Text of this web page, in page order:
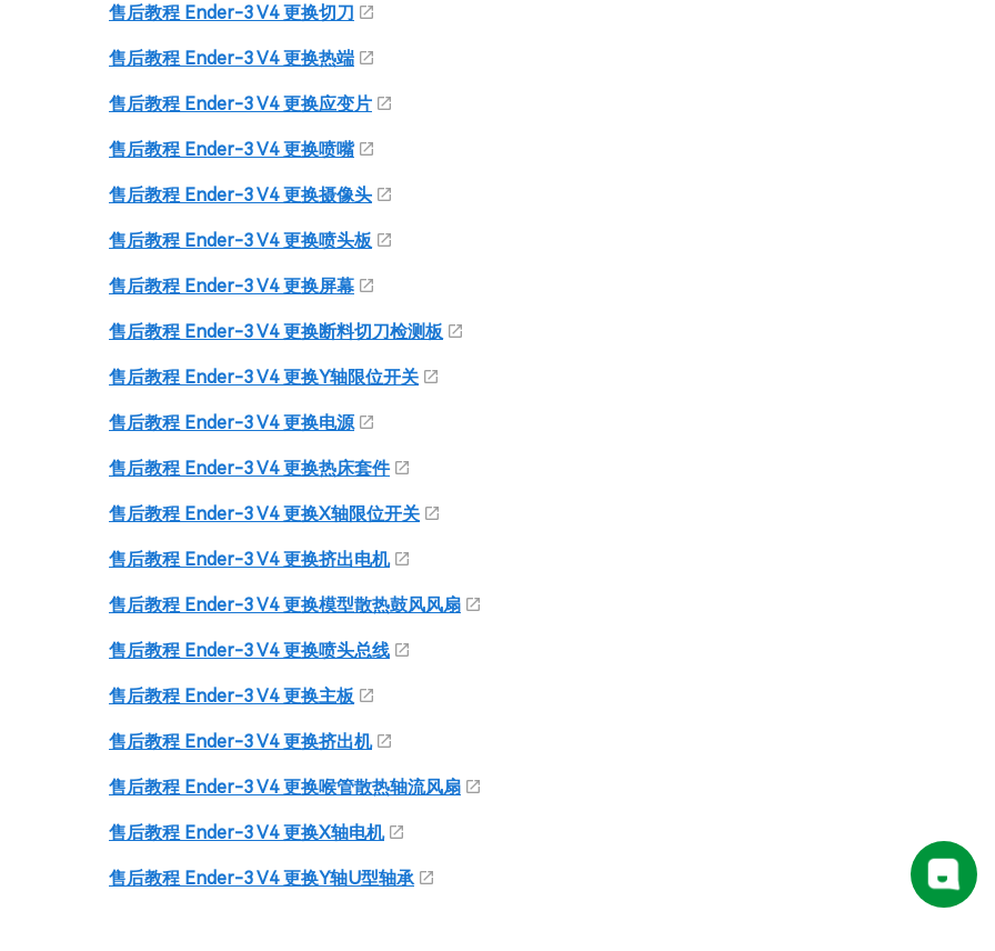
售后教程 Ender-3 V4 更换切刀
售后教程 Ender-3 V4 更换热端
售后教程 Ender-3 V4 更换应变片
售后教程 Ender-3 V4 更换喷嘴
售后教程 Ender-3 V4 更换摄像头
售后教程 Ender-3 V4 更换喷头板
售后教程 Ender-3 V4 更换屏幕
售后教程 Ender-3 V4 更换断料切刀检测板
售后教程 Ender-3 V4 更换Y轴限位开关
售后教程 Ender-3 V4 更换电源
售后教程 Ender-3 V4 更换热床套件
售后教程 Ender-3 V4 更换X轴限位开关
售后教程 Ender-3 V4 更换挤出电机
售后教程 Ender-3 V4 更换模型散热鼓风风扇
售后教程 Ender-3 V4 更换喷头总线
售后教程 Ender-3 V4 更换主板
售后教程 Ender-3 V4 更换挤出机
售后教程 Ender-3 V4 更换喉管散热轴流风扇
售后教程 Ender-3 V4 更换X轴电机
售后教程 Ender-3 V4 更换Y轴U型轴承